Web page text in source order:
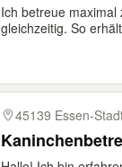
Ich betreue maximal
gleichzeitig. So
45139 Essen-